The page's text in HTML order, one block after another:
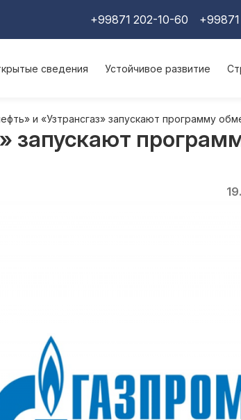
+99871 202-10-60
сведения Устойчивое развитие
и «Узтрансгаз» запускают программу
запускают